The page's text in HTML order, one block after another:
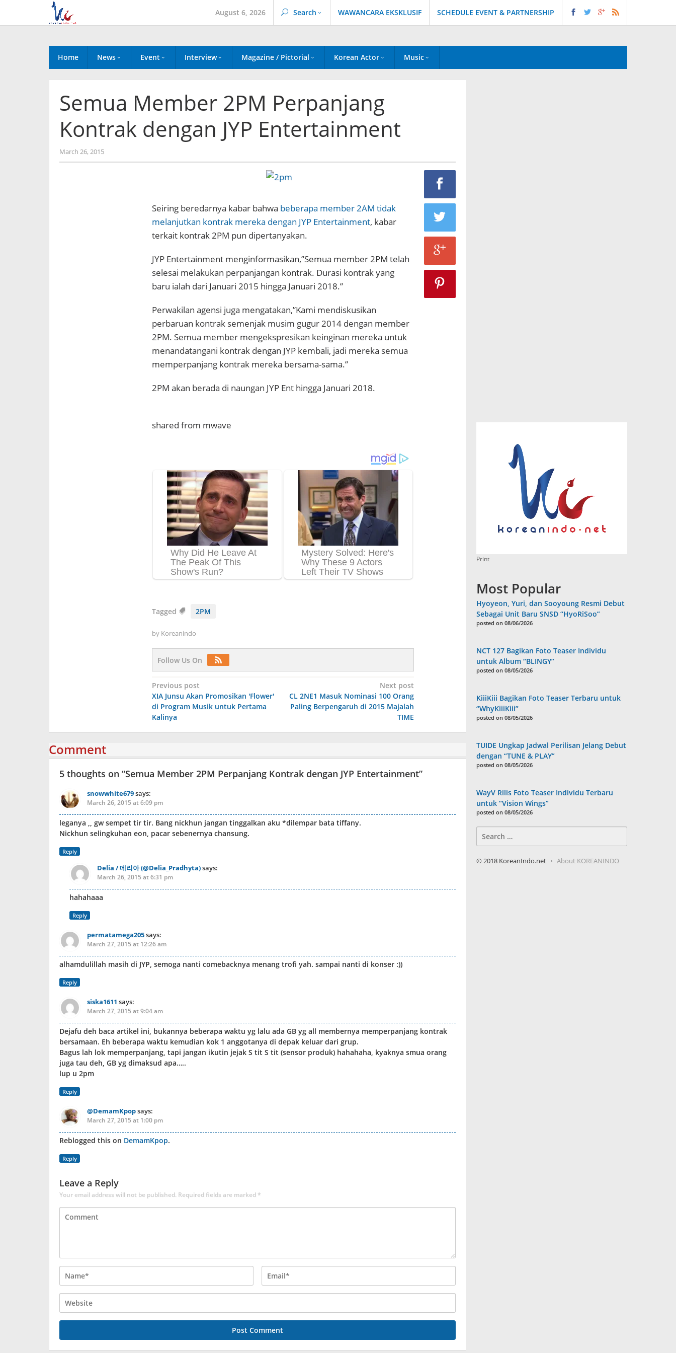
content
August 6, 2026 Search WAWANCARA EKSKLUSIF SCHEDULE EVENT & PARTNERSHIP
Home News Event Interview Magazine / Pictorial Korean Actor Music
Semua Member 2PM Perpanjang
Kontrak dengan JYP Entertainment
March 26, 2015by
Koreanindo
Seiring beredarnya kabar bahwa beberapa member 2AM tidak
melanjutkan kontrak mereka dengan JYP Entertainment, kabar
terkait kontrak 2PM pun dipertanyakan.
JYP Entertainment menginformasikan,”Semua member 2PM telah
selesai melakukan perpanjangan kontrak. Durasi kontrak yang
baru ialah dari Januari 2015 hingga Januari 2018.”
Perwakilan agensi juga mengatakan,”Kami mendiskusikan
perbaruan kontrak semenjak musim gugur 2014 dengan member
2PM. Semua member mengekspresikan keinginan mereka untuk
menandatangani kontrak dengan JYP kembali, jadi mereka semua
memperpanjang kontrak mereka bersama-sama.”
2PM akan berada di naungan JYP Ent hingga Januari 2018.
shared from mwave
Tagged 2PM
by Koreanindo
Follow Us On
Post
navigation
Previous post
XIA Junsu Akan Promosikan 'Flower'
di Program Musik untuk Pertama
Kalinya
Next post
CL 2NE1 Masuk Nominasi 100 Orang
Paling Berpengaruh di 2015 Majalah
TIME
Comment
5 thoughts on “Semua Member 2PM Perpanjang Kontrak dengan JYP Entertainment”
snowwhite679says:
March 26, 2015 at 6:09 pm
leganya ,, gw sempet tir tir. Bang nickhun jangan tinggalkan aku *dilempar bata tiffany.
Nickhun selingkuhan eon, pacar sebenernya chansung.
Reply
Delia / 데리아 (@Delia_Pradhyta)says:
March 26, 2015 at 6:31 pm
hahahaaa
Reply
permatamega205says:
March 27, 2015 at 12:26 am
alhamdulillah masih di JYP, semoga nanti comebacknya menang trofi yah. sampai nanti di konser :))
Reply
siska1611 says:
March 27, 2015 at 9:04 am
Dejafu deh baca artikel ini, bukannya beberapa waktu yg lalu ada GB yg all membernya memperpanjang kontrak
bersamaan. Eh beberapa waktu kemudian kok 1 anggotanya di depak keluar dari grup.
Bagus lah lok memperpanjang, tapi jangan ikutin jejak S tit S tit (sensor produk) hahahaha, kyaknya smua orang
juga tau deh, GB yg dimaksud apa…..
lup u 2pm
Reply
@DemamKpopsays:
March 27, 2015 at 1:00 pm
Reblogged this on DemamKpop.
Reply
Leave a Reply
Your email address will not be published. Required fields are marked*
Print
Most Popular
Hyoyeon, Yuri, dan Sooyoung Resmi Debut
Sebagai Unit Baru SNSD “HyoRiSoo”
posted on 08/06/2026
NCT 127 Bagikan Foto Teaser Individu
untuk Album “BLINGY”
posted on 08/05/2026
KiiiKiii Bagikan Foto Teaser Terbaru untuk
“WhyKiiiKiii”
posted on 08/05/2026
TUIDE Ungkap Jadwal Perilisan Jelang Debut
dengan “TUNE & PLAY”
posted on 08/05/2026
WayV Rilis Foto Teaser Individu Terbaru
untuk “Vision Wings”
posted on 08/05/2026
for:
© 2018 KoreanIndo.net About KOREANINDO